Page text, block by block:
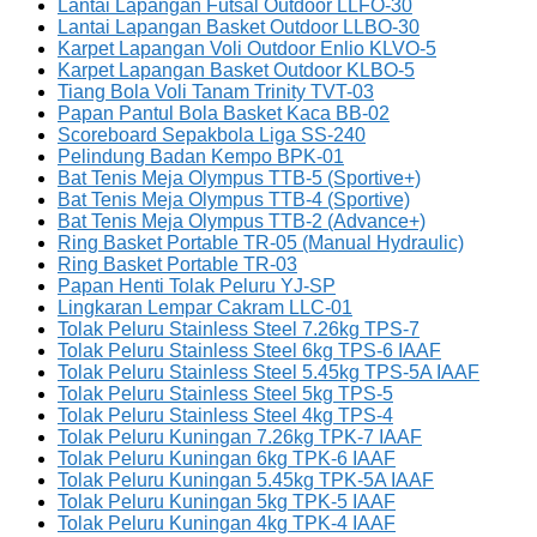
Lantai Lapangan Futsal Outdoor LLFO-30
Lantai Lapangan Basket Outdoor LLBO-30
Karpet Lapangan Voli Outdoor Enlio KLVO-5
Karpet Lapangan Basket Outdoor KLBO-5
Tiang Bola Voli Tanam Trinity TVT-03
Papan Pantul Bola Basket Kaca BB-02
Scoreboard Sepakbola Liga SS-240
Pelindung Badan Kempo BPK-01
Bat Tenis Meja Olympus TTB-5 (Sportive+)
Bat Tenis Meja Olympus TTB-4 (Sportive)
Bat Tenis Meja Olympus TTB-2 (Advance+)
Ring Basket Portable TR-05 (Manual Hydraulic)
Ring Basket Portable TR-03
Papan Henti Tolak Peluru YJ-SP
Lingkaran Lempar Cakram LLC-01
Tolak Peluru Stainless Steel 7.26kg TPS-7
Tolak Peluru Stainless Steel 6kg TPS-6 IAAF
Tolak Peluru Stainless Steel 5.45kg TPS-5A IAAF
Tolak Peluru Stainless Steel 5kg TPS-5
Tolak Peluru Stainless Steel 4kg TPS-4
Tolak Peluru Kuningan 7.26kg TPK-7 IAAF
Tolak Peluru Kuningan 6kg TPK-6 IAAF
Tolak Peluru Kuningan 5.45kg TPK-5A IAAF
Tolak Peluru Kuningan 5kg TPK-5 IAAF
Tolak Peluru Kuningan 4kg TPK-4 IAAF